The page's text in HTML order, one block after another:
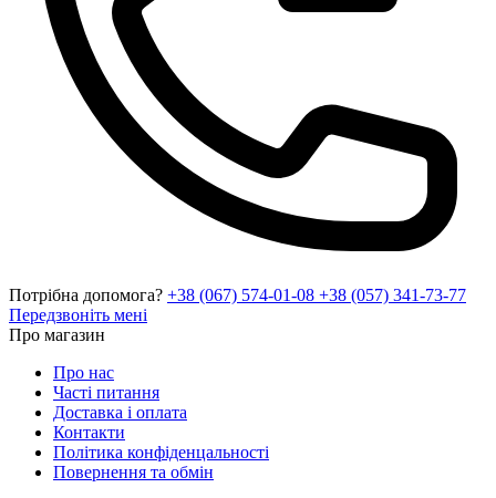
Потрібна допомога? +38 (067) 574-01-08 +38 (057) 341-73-77
Передзвоніть мені
Про магазин
Про нас
Часті питання
Доставка і оплата
Контакти
Політика конфіденцальності
Повернення та обмін